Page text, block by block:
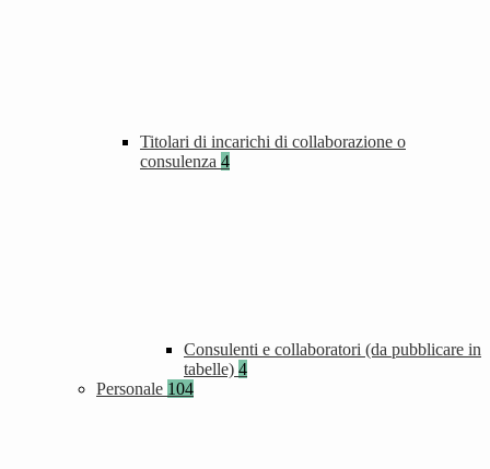
Titolari di incarichi di collaborazione o
consulenza 4
Consulenti e collaboratori (da pubblicare in
tabelle) 4
Personale 104